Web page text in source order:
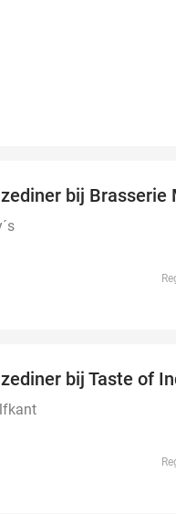
bij Brasserie
bij Taste of